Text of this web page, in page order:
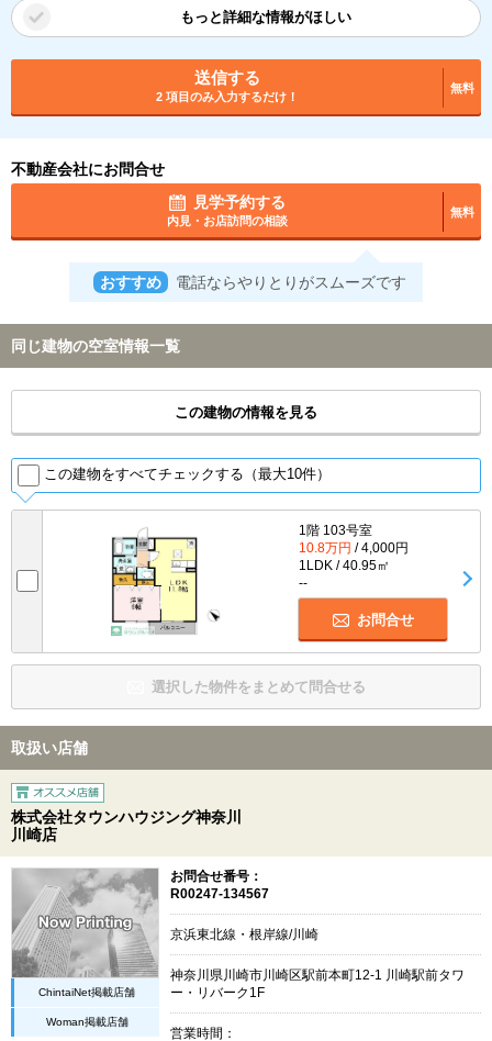
もっと詳細な情報がほしい
送信する
2 項目のみ入力するだけ！
無料
不動産会社にお問合せ
見学予約する
内見・お店訪問の相談
無料
おすすめ 電話ならやりとりがスムーズです
同じ建物の空室情報一覧
この建物の情報を見る
この建物をすべてチェックする（最大10件）
1階 103号室
10.8万円 / 4,000円
1LDK / 40.95㎡
--
お問合せ
選択した物件をまとめて問合せる
取扱い店舗
株式会社タウンハウジング神奈川
川崎店
ChintaiNet掲載店舗
Woman掲載店舗
お問合せ番号：
R00247-134567
京浜東北線・根岸線/川崎
神奈川県川崎市川崎区駅前本町12-1 川崎駅前タワ
ー・リバーク1F
営業時間：